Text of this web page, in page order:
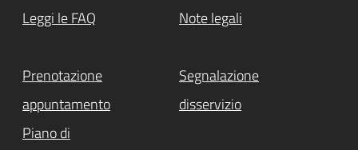
Leggi le FAQ Note legali
Prenotazione
appuntamento
Segnalazione
disservizio
Piano di